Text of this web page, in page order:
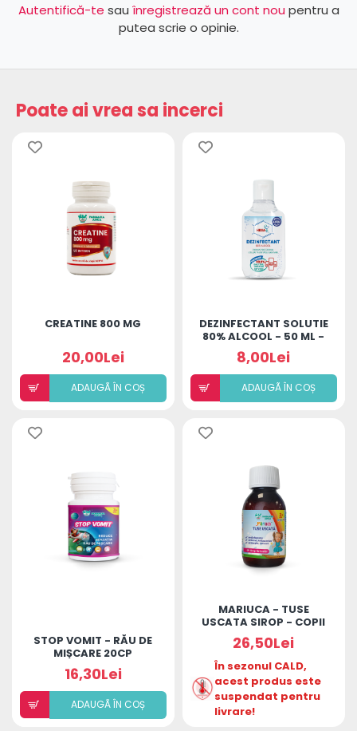
Autentifică-te sau înregistrează un cont nou pentru a
putea scrie o opinie.
Poate ai vrea sa incerci
CREATINE 800 MG
20,00Lei
ADAUGÃ ÎN COȘ
DEZINFECTANT SOLUTIE
80% ALCOOL - 50 ML -
HIGIANCA
8,00Lei
ADAUGÃ ÎN COȘ
STOP VOMIT - RĂU DE
MIȘCARE 20CP
16,30Lei
ADAUGÃ ÎN COȘ
MARIUCA - TUSE
USCATA SIROP - COPII
2ANI+
26,50Lei
În sezonul CALD,
acest produs este
suspendat pentru
livrare!